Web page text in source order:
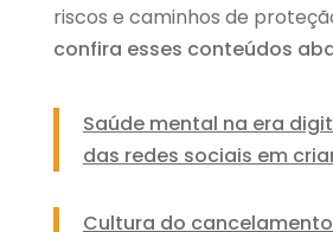
riscos e caminhos de
confira esses conteúdos
Saúde mental na era
das redes sociais em
Cultura do